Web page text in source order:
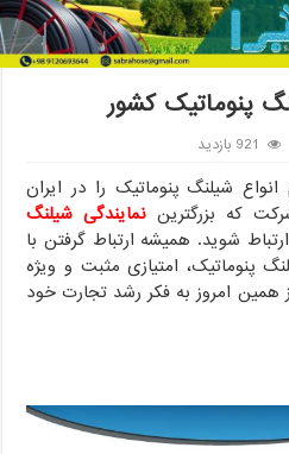
نمایندگی شیلنگ پنوماتیک کشور
پنوماتیک کشور
921 بازدید
شیلنگ پنوماتیک را در ایران
که بزرگترین نمایندگی شیلنگ
شوید. همیشه ارتباط گرفتن با
پنوماتیک، امتیازی مثبت و ویژه
همین امروز به فکر رشد تجارت خود